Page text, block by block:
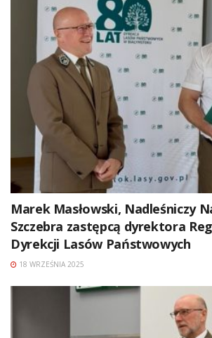
Marek Masłowski, Nadleśniczy
Szczebra zastępcą dyrektora
Dyrekcji Lasów Państwowych
18 WRZEŚNIA 2025